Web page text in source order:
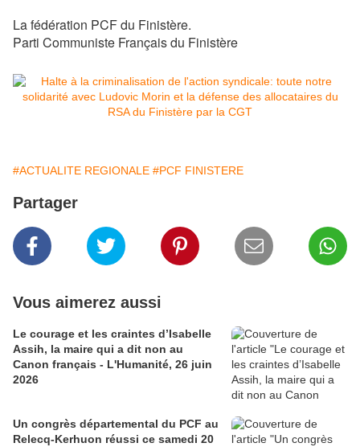
La fédération PCF du Finistère.
Parti Communiste Français du Finistère
#ACTUALITE REGIONALE #PCF FINISTERE
Partager
Vous aimerez aussi
Le courage et les craintes d’Isabelle
Assih, la maire qui a dit non au
Canon français - L'Humanité, 26 juin
2026
Un congrès départemental du PCF au
Relecq-Kerhuon réussi ce samedi 20